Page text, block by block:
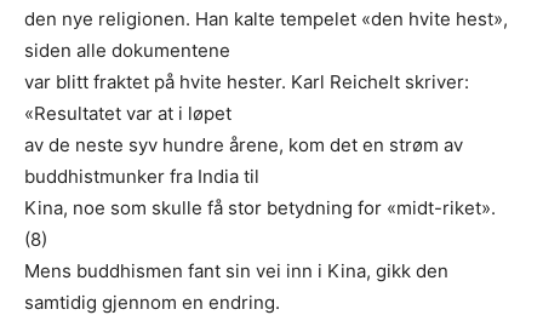
den nye religionen. Han kalte tempelet «den hvite hest»,
siden alle dokumentene
var blitt fraktet på hvite hester. Karl Reichelt skriver:
«Resultatet var at i løpet
av de neste syv hundre årene, kom det en strøm av
buddhistmunker fra India til
Kina, noe som skulle få stor betydning for «midt-riket».
(8)
Mens buddhismen fant sin vei inn i Kina, gikk den
samtidig gjennom en endring.